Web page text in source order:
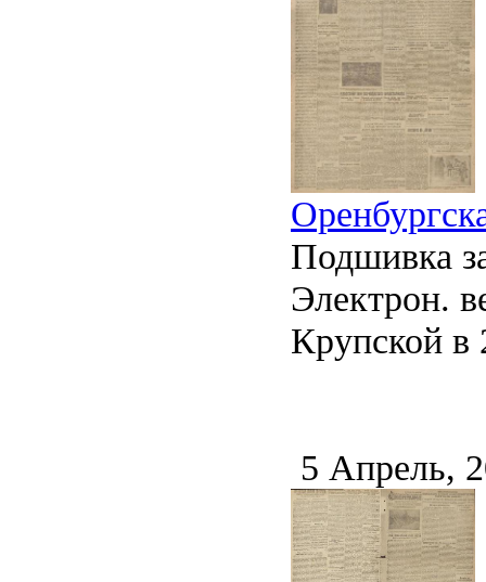
Подшивка
Электрон.
Крупской в
5 Апрель,